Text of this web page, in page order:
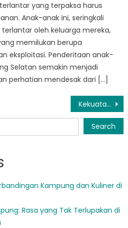
yang terpaksa harus
Anak-anak ini, seringkali
oleh keluarga mereka,
memilukan berupa
eksploitasi. Penderitaan anak-
Selatan semakin menjadi
perhatian mendesak dari […]
Kekuatan Persatuan: Solidaritas Sosial Tangsel di Tengah Tantangan
Search
Kampung dan Kuliner di
Rasa yang Tak Terlupakan di